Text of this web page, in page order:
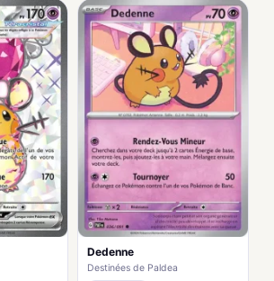
Dedenne
Destinées de Paldea